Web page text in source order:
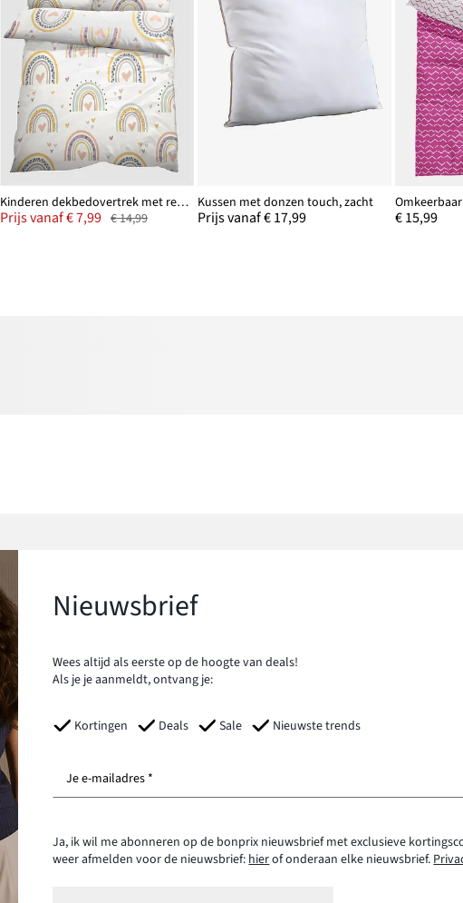
Kinderen dekbedovertrek met regenbogen
Prijs vanaf € 7,99 € 14,99
Kussen met donzen touch, zacht
Prijs vanaf € 17,99 € 15,99
Nieuwsbrief
Wees altijd als eerste op de hoogte van deals!
Als je je aanmeldt, ontvang je:
Kortingen Deals Sale Nieuwste trends
Je e-mailadres *
Ja, ik wil me abonneren op de bonprix nieuwsbrief met exclusieve
weer afmelden voor de nieuwsbrief:hierof onderaan elke nieuwsbrief.